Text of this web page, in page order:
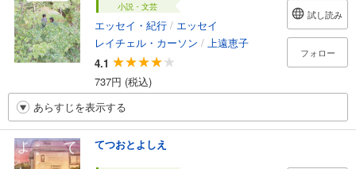
小説・文芸
エッセイ・紀行 / エッセイ
レイチェル・カーソン / 上遠恵子
4.1
737円 (税込)
試し読み
フォロー
あらすじを表示する
てつおとよしえ